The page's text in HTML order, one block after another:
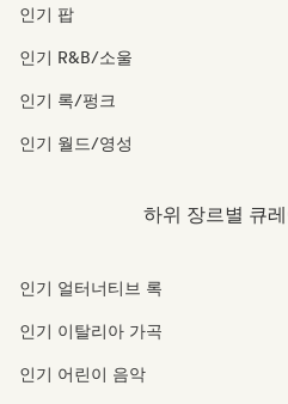
인기 팝
인기 R&B/소울
인기 록/펑크
인기 월드/영성
하위 장르별 큐
인기 얼터너티브 록
인기 이탈리아 가곡
인기 어린이 음악